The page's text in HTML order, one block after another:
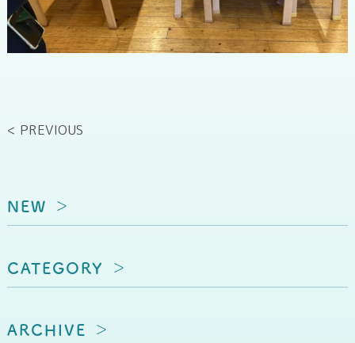
< PREVIOUS
NEW
CATEGORY
ARCHIVE